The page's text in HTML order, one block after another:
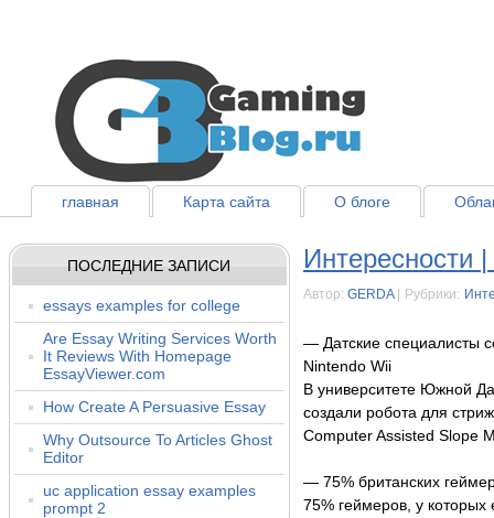
главная Карта сайта О блоге
ПОСЛЕДНИЕ ЗАПИСИ
essays examples for college
Are Essay Writing Services Worth
It Reviews With Homepage
EssayViewer.com
How Create A Persuasive Essay
Why Outsource To Articles Ghost
Editor
uc application essay examples
prompt 2
Интересности
Автор: GERDA| Рубрики:
— Датские специалисты
Nintendo Wii
В университете Южной
создали робота для
Computer Assisted Slope
— 75% британских
75% геймеров, у которых